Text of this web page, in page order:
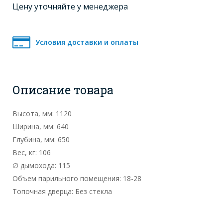
Цену уточняйте у менеджера
Условия доставки и оплаты
Описание товара
Высота, мм: 1120
Ширина, мм: 640
Глубина, мм: 650
Вес, кг: 106
∅ дымохода: 115
Объем парильного помещения: 18-28
Топочная дверца: Без стекла